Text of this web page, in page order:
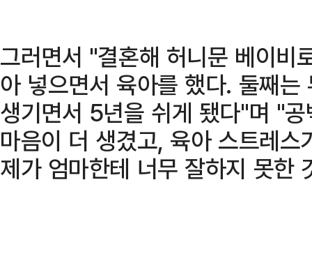
그러면서 "결혼해 허니문 베이비
아 넣으면서 육아를 했다. 둘째
생기면서 5년을 쉬게 됐다"며 "
마음이 더 생겼고, 육아 스트레
제가 엄마한테 너무 잘하지 못한